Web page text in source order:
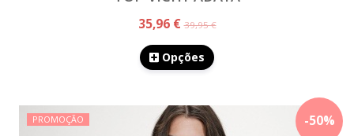
35,96 €39,95 €
Opções
-50%
PROMOÇÃO